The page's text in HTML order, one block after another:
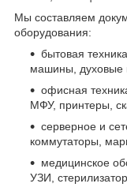
Мы составляем
оборудования:
бытовая
машины, духовые
офисная
МФУ, принтеры,
серверное и
коммутаторы,
медицинское
УЗИ,